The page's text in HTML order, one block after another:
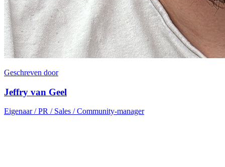
Geschreven door
Jeffry van Geel
Eigenaar / PR / Sales / Community-manager